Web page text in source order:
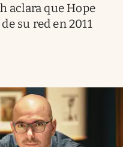
aclara que Hope
su red en 2011